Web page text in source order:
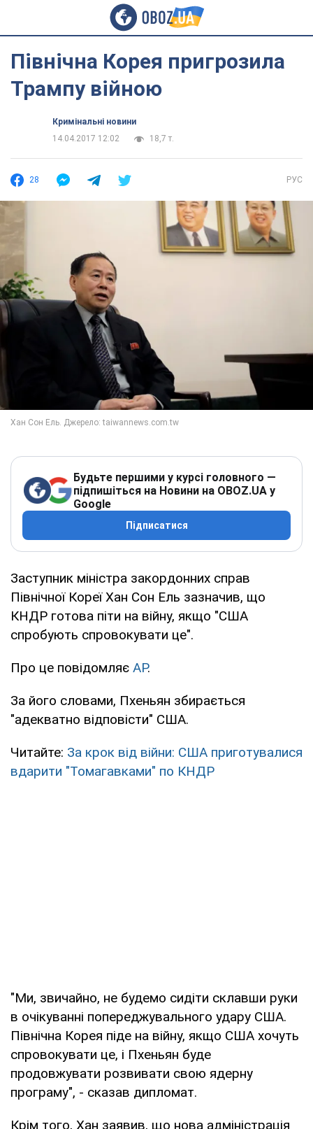
Північна Корея пригрозила
Трампу війною
Кримінальні новини
14.04.2017 12:02
18,7 т.
28 РУС
Будьте першими у курсі головного —
підпишіться на Новини на OBOZ.UA у
Google
Підписатися
Заступник міністра закордонних справ
Північної Кореї Хан Сон Ель зазначив, що
КНДР готова піти на війну, якщо "США
спробують спровокувати це".
Про це повідомляє AP.
За його словами, Пхеньян збирається
"адекватно відповісти" США.
Читайте: За крок від війни: США приготувалися
вдарити "Томагавками" по КНДР
"Ми, звичайно, не будемо сидіти склавши руки
в очікуванні попереджувального удару США.
Північна Корея піде на війну, якщо США хочуть
спровокувати це, і Пхеньян буде
продовжувати розвивати свою ядерну
програму", - сказав дипломат.
Крім того, Хан заявив, що нова адміністрація